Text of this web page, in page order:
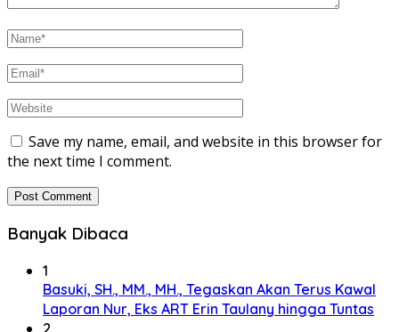
Save my name, email, and website in this browser for
the next time I comment.
Banyak Dibaca
1
Basuki, SH., MM., MH., Tegaskan Akan Terus Kawal
Laporan Nur, Eks ART Erin Taulany hingga Tuntas
2